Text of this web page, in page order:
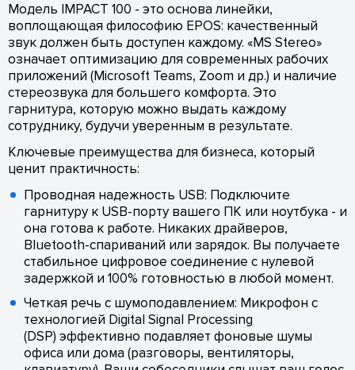
Модель IMPACT 100 - это основа линейки,
воплощающая философию EPOS: качественный
звук должен быть доступен каждому. «MS Stereo»
означает оптимизацию для современных рабочих
приложений (Microsoft Teams, Zoom и др.) и наличие
стереозвука для большего комфорта. Это
гарнитура, которую можно выдать каждому
сотруднику, будучи уверенным в результате.
Ключевые преимущества для бизнеса, который
ценит практичность:
Проводная надежность USB: Подключите
гарнитуру к USB-порту вашего ПК или ноутбука - и
она готова к работе. Никаких драйверов,
Bluetooth-спариваний или зарядок. Вы получаете
стабильное цифровое соединение с нулевой
задержкой и 100% готовностью в любой момент.
Четкая речь с шумоподавлением: Микрофон с
технологией Digital Signal Processing
(DSP) эффективно подавляет фоновые шумы
офиса или дома (разговоры, вентиляторы,